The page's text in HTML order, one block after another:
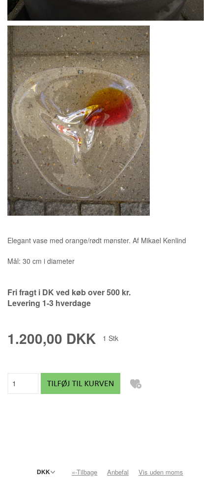
Elegant vase med orange/rødt mønster. Af Mikael Kenlind
Mål: 30 cm i diameter
Fri fragt i DK ved køb over 500 kr.
Levering 1-3 hverdage
1.200,00 DKK 1 Stk
«-Tilbage Anbefal Vis uden moms